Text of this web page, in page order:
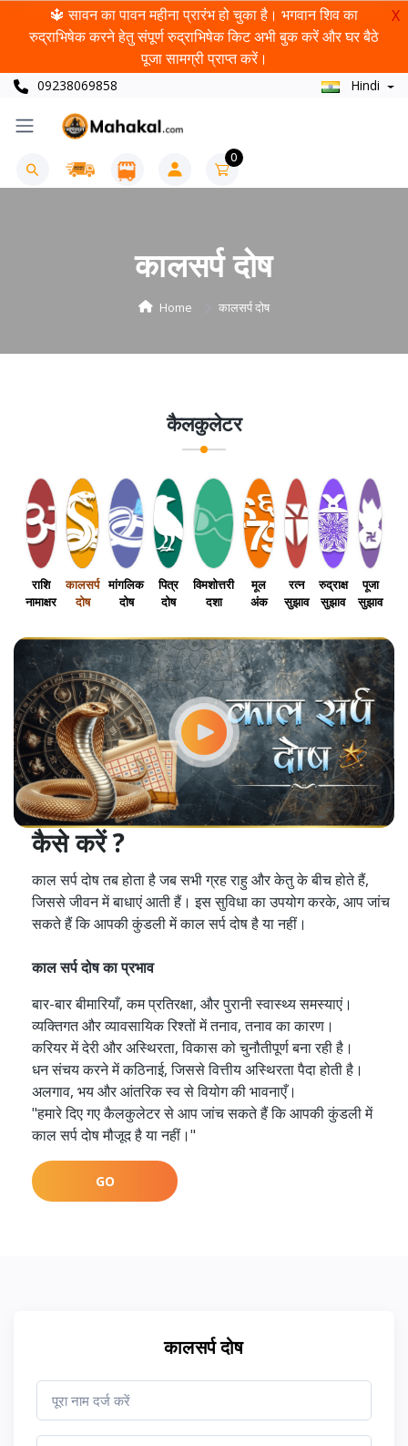
🔱 सावन का पावन महीना प्रारंभ हो चुका है। भगवान शिव का
रुद्राभिषेक करने हेतु संपूर्ण रुद्राभिषेक किट अभी बुक करें और घर बैठे
पूजा सामग्री प्राप्त करें।
X
09238069858 Hindi
0
कालसर्प दोष
Home कालसर्प दोष
कैलकुलेटर
राशि
नामाक्षर
कालसर्प
दोष
मांगलिक
दोष
पित्र
दोष
विमशोत्तरी
दशा
मूल
अंक
रत्न
सुझाव
रुद्राक्ष
सुझाव
पूजा
सुझाव
कैसे करें ?
काल सर्प दोष तब होता है जब सभी ग्रह राहु और केतु के बीच होते हैं,
जिससे जीवन में बाधाएं आती हैं। इस सुविधा का उपयोग करके, आप जांच
सकते हैं कि आपकी कुंडली में काल सर्प दोष है या नहीं।
काल सर्प दोष का प्रभाव
बार-बार बीमारियाँ, कम प्रतिरक्षा, और पुरानी स्वास्थ्य समस्याएं।
व्यक्तिगत और व्यावसायिक रिश्तों में तनाव, तनाव का कारण।
करियर में देरी और अस्थिरता, विकास को चुनौतीपूर्ण बना रही है।
धन संचय करने में कठिनाई, जिससे वित्तीय अस्थिरता पैदा होती है।
अलगाव, भय और आंतरिक स्व से वियोग की भावनाएँ।
"हमारे दिए गए कैलकुलेटर से आप जांच सकते हैं कि आपकी कुंडली में
काल सर्प दोष मौजूद है या नहीं।"
GO
कालसर्प दोष